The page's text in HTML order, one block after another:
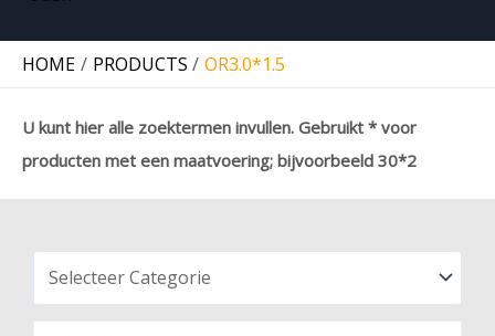
HOME PRODUCTS OR3.0*1.5
U kunt hier alle zoektermen invullen. Gebruikt * voor
producten met een maatvoering; bijvoorbeeld 30*2